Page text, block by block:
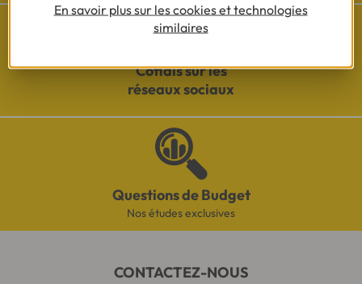
Cofidis sur les
réseaux sociaux
Questions de Budget
Nos études exclusives
CONTACTEZ-NOUS
En savoir plus sur les cookies et technologies
similaires